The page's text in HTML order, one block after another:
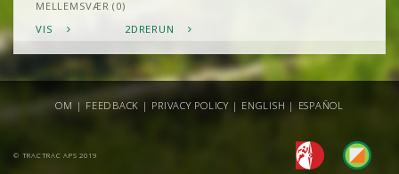
MELLEMSVÆR (0)
VIS
2DRERUN
© TRACTRAC APS 2019
OM | FEEDBACK | PRIVACY POLICY| ENGLISH | ESPAÑOL